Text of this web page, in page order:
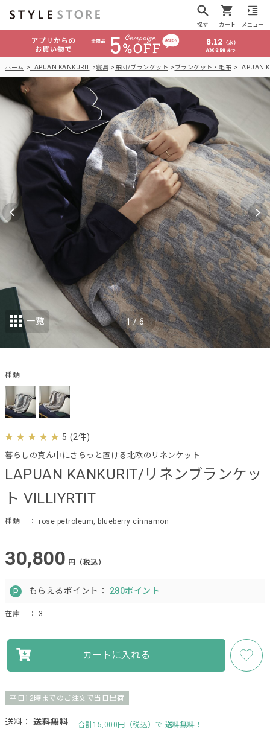
探す カート メニュー
ホーム LAPUAN KANKURIT 寝具 布団/ブランケット ブランケット・毛布 LAPUAN
LAPUAN KANKURIT/リネンブランケッ
ト VILLIYRTIT
暮らしの真ん中にさらっと置ける北欧のリネンケット
種類 ： rose petroleum, blueberry cinnamon
5 (2件)
30,800 円（税込）
もらえるポイント： 280ポイント
在庫 ： 3
カートに入れる
平日12時までのご注文で当日出荷
送料： 送料無料 合計15,000円（税込）で 送料無料！
1/6
一覧
種類